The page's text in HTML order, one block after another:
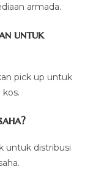
armada.
untuk
pick up untuk
untuk distribusi